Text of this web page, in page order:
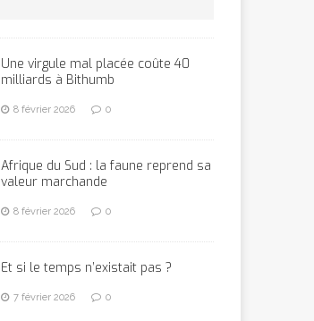
Une virgule mal placée coûte 40
milliards à Bithumb
8 février 2026 0
Afrique du Sud : la faune reprend sa
valeur marchande
8 février 2026 0
Et si le temps n’existait pas ?
7 février 2026 0